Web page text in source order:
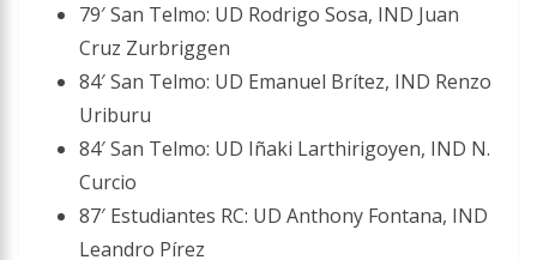
79′ San Telmo: UD Rodrigo Sosa, IND Juan
Cruz Zurbriggen
84′ San Telmo: UD Emanuel Brítez, IND Renzo
Uriburu
84′ San Telmo: UD Iñaki Larthirigoyen, IND N.
Curcio
87′ Estudiantes RC: UD Anthony Fontana, IND
Leandro Pírez